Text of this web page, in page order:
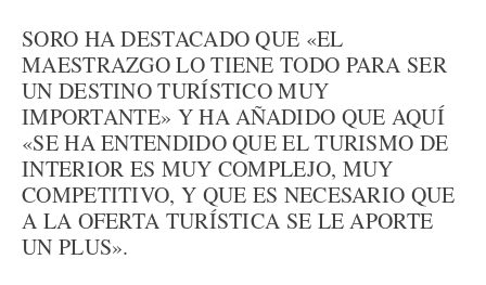
SORO HA DESTACADO QUE «EL
MAESTRAZGO LO TIENE TODO PARA SER
UN DESTINO TURÍSTICO MUY
IMPORTANTE» Y HA AÑADIDO QUE AQUÍ
«SE HA ENTENDIDO QUE EL TURISMO DE
INTERIOR ES MUY COMPLEJO, MUY
COMPETITIVO, Y QUE ES NECESARIO QUE
A LA OFERTA TURÍSTICA SE LE APORTE
UN PLUS».